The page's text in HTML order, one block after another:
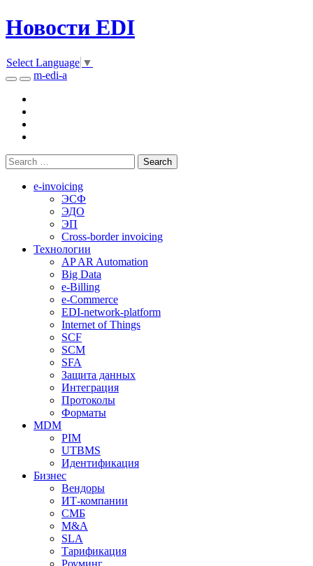
Новости EDI
Select Language ▼
m-edi-a
e-invoicing
ЭСФ
ЭДО
ЭП
Cross-border invoicing
Технологии
AP AR Automation
Big Data
e-Billing
e-Commerce
EDI-network-platform
Internet of Things
SCF
SCM
SFA
Защита данных
Интеграция
Протоколы
Форматы
MDM
PIM
UTBMS
Идентификация
Бизнес
Вендоры
ИТ-компании
СМБ
M&A
SLA
Тарификация